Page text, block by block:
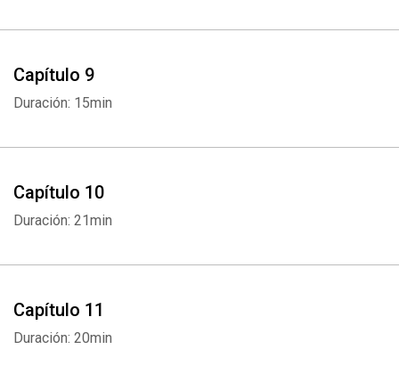
Capítulo 9
Duración: 15min
Capítulo 10
Duración: 21min
Capítulo 11
Duración: 20min